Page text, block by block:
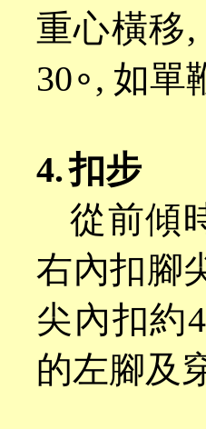
重心橫移
30∘, 如單
4.扣步
從前傾
右內扣腳
尖內扣約
的左腳及